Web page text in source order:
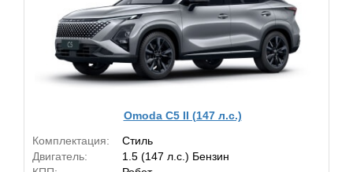
Omoda C5 II (147 л.с.)
Комплектация:
Стиль
Двигатель:
1.5 (147 л.с.) Бензин